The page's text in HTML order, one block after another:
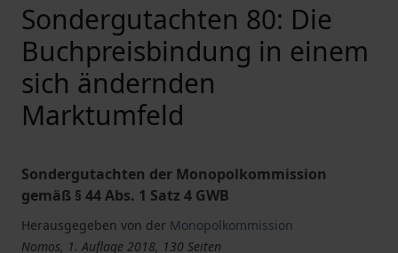
Sondergutachten 80: Die
Buchpreisbindung in einem
sich ändernden
Marktumfeld
Sondergutachten der Monopolkommission
gemäß § 44 Abs. 1 Satz 4 GWB
Herausgegeben von der Monopolkommission
Nomos, 1. Auflage 2018, 130 Seiten